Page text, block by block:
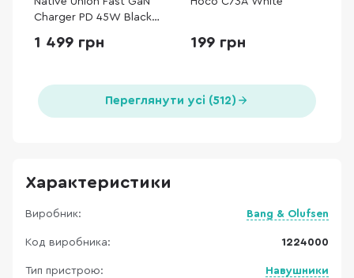
Charger PD 45W Black
1 499 грн 199 грн
Переглянути усі (512)
Характеристики
Виробник: Bang & Olufsen
Код виробника: 1224000
Тип пристрою: Навушники